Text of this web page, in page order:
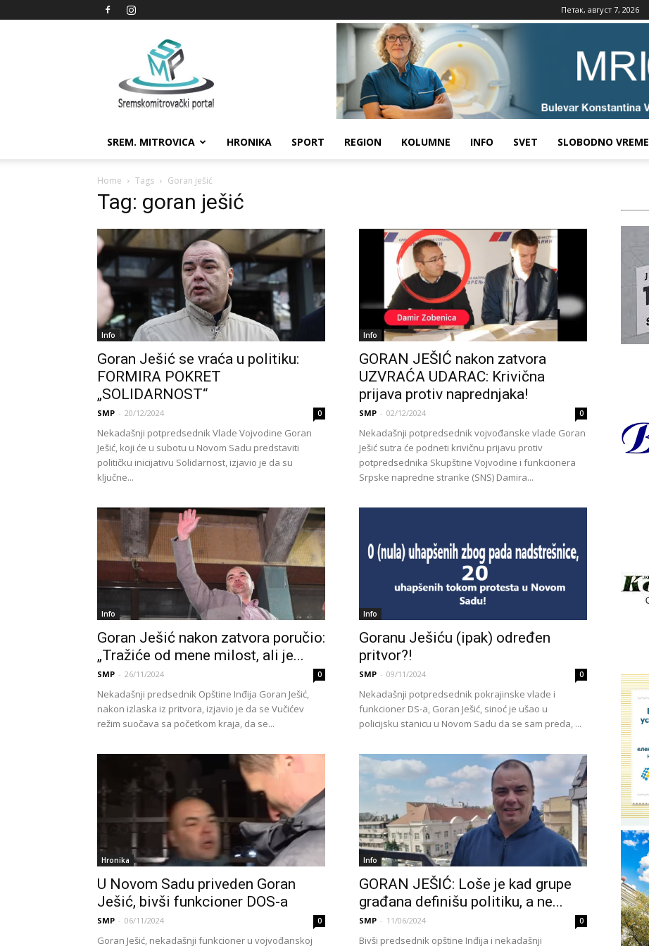
Петак, август 7, 2026
Sremskomitrovački
portal
SREM. MITROVICA HRONIKA SPORT REGION KOLUMNE INFO SVET SLOBODNO VREME
Home Tags Goran ješić
Tag: goran ješić
Info
Goran Ješić se vraća u politiku:
FORMIRA POKRET
„SOLIDARNOST“
SMP - 20/12/2024 0
Nekadašnji potpredsednik Vlade Vojvodine Goran
Ješić, koji će u subotu u Novom Sadu predstaviti
političku inicijativu Solidarnost, izjavio je da su
ključne...
Info
GORAN JEŠIĆ nakon zatvora
UZVRAĆA UDARAC: Krivična
prijava protiv naprednjaka!
SMP - 02/12/2024 0
Nekadašnji potpredsednik vojvođanske vlade Goran
Ješić sutra će podneti krivičnu prijavu protiv
potpredsednika Skupštine Vojvodine i funkcionera
Srpske napredne stranke (SNS) Damira...
Info
Goran Ješić nakon zatvora poručio:
„Tražiće od mene milost, ali je...
SMP - 26/11/2024 0
Nekadašnji predsednik Opštine Inđija Goran Ješić,
nakon izlaska iz pritvora, izjavio je da se Vučićev
režim suočava sa početkom kraja, da se...
Info
Goranu Ješiću (ipak) određen
pritvor?!
SMP - 09/11/2024 0
Nekadašnji potpredsednik pokrajinske vlade i
funkcioner DS-a, Goran Ješić, sinoć je ušao u
policijsku stanicu u Novom Sadu da se sam preda, ...
Hronika
U Novom Sadu priveden Goran
Ješić, bivši funkcioner DOS-a
SMP - 06/11/2024 0
Goran Ješić, nekadašnji funkcioner u vojvođanskoj
Info
GORAN JEŠIĆ: Loše je kad grupe
građana definišu politiku, a ne...
SMP - 11/06/2024 0
Bivši predsednik opštine Inđija i nekadašnji